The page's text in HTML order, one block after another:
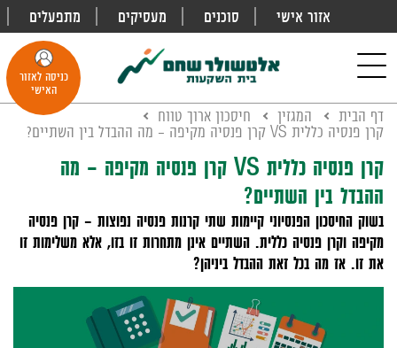
אזור אישי סוכנים מעסיקים מתפעלים
navigation
כניסה לאזור
האישי
דף הבית המגזין
חיסכון ארוך טווח
קרן פנסיה כללית VS קרן פנסיה מקיפה – מה ההבדל בין השתיים?
קרן פנסיה כללית VS קרן פנסיה מקיפה – מה
ההבדל בין השתיים?
בשוק החיסכון הפנסיוני קיימות שתי קרנות פנסיה נפוצות – קרן פנסיה
מקיפה וקרן פנסיה כללית. השתיים אינן מתחרות זו בזו, אלא משלימות זו
את זו. אז מה בכל זאת ההבדל ביניהן?